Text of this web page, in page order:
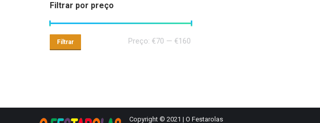
Filtrar por preço
Filtrar Preço: €70 — €160
Copyright © 2021 | O Festarolas